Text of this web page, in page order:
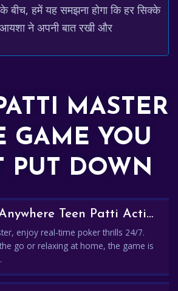
बीच, हमें यह समझना होगा कि हर सिक्के
ने अपनी बात रखी और
MASTER
GAME YOU
PUT DOWN
🎮 Anytime, Anywhere Teen Patti Action
enjoy real-time poker thrills 24/7.
go or relaxing at home, the game is